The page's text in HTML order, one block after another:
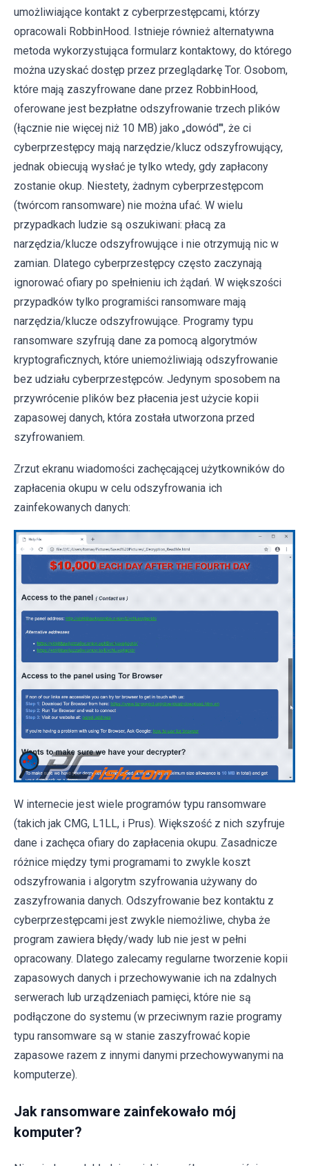
umożliwiające kontakt z cyberprzestępcami, którzy
opracowali RobbinHood. Istnieje również alternatywna
metoda wykorzystująca formularz kontaktowy, do którego
można uzyskać dostęp przez przeglądarkę Tor. Osobom,
które mają zaszyfrowane dane przez RobbinHood,
oferowane jest bezpłatne odszyfrowanie trzech plików
(łącznie nie więcej niż 10 MB) jako „dowód"', że ci
cyberprzestępcy mają narzędzie/klucz odszyfrowujący,
jednak obiecują wysłać je tylko wtedy, gdy zapłacony
zostanie okup. Niestety, żadnym cyberprzestępcom
(twórcom ransomware) nie można ufać. W wielu
przypadkach ludzie są oszukiwani: płacą za
narzędzia/klucze odszyfrowujące i nie otrzymują nic w
zamian. Dlatego cyberprzestępcy często zaczynają
ignorować ofiary po spełnieniu ich żądań. W większości
przypadków tylko programiści ransomware mają
narzędzia/klucze odszyfrowujące. Programy typu
ransomware szyfrują dane za pomocą algorytmów
kryptograficznych, które uniemożliwiają odszyfrowanie
bez udziału cyberprzestępców. Jedynym sposobem na
przywrócenie plików bez płacenia jest użycie kopii
zapasowej danych, która została utworzona przed
szyfrowaniem.
Zrzut ekranu wiadomości zachęcającej użytkowników do
zapłacenia okupu w celu odszyfrowania ich
zainfekowanych danych:
W internecie jest wiele programów typu ransomware
(takich jak CMG, L1LL, i Prus). Większość z nich szyfruje
dane i zachęca ofiary do zapłacenia okupu. Zasadnicze
różnice między tymi programami to zwykle koszt
odszyfrowania i algorytm szyfrowania używany do
zaszyfrowania danych. Odszyfrowanie bez kontaktu z
cyberprzestępcami jest zwykle niemożliwe, chyba że
program zawiera błędy/wady lub nie jest w pełni
opracowany. Dlatego zalecamy regularne tworzenie kopii
zapasowych danych i przechowywanie ich na zdalnych
serwerach lub urządzeniach pamięci, które nie są
podłączone do systemu (w przeciwnym razie programy
typu ransomware są w stanie zaszyfrować kopie
zapasowe razem z innymi danymi przechowywanymi na
komputerze).
Jak ransomware zainfekowało mój
komputer?